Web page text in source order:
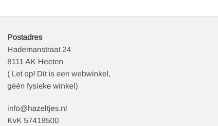
Postadres
Hademanstraat 24
8111 AK Heeten
( Let op! Dit is een webwinkel,
géén fysieke winkel)
info@hazeltjes.nl
KvK 57418500